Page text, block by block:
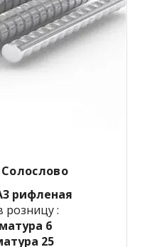
рифленая
розницу :
6
25